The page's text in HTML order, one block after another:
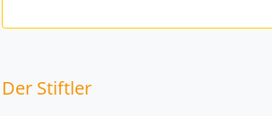
Der Stiftler